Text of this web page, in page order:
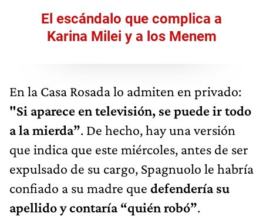
El escándalo que complica a
Karina Milei y a los Menem
En la Casa Rosada lo admiten en privado:
"Si aparece en televisión, se puede ir todo
a la mierda”. De hecho, hay una versión
que indica que este miércoles, antes de ser
expulsado de su cargo, Spagnuolo le habría
confiado a su madre que defendería su
apellido y contaría “quién robó”.